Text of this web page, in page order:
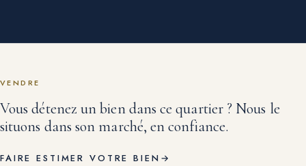
VENDRE
Vous détenez un bien dans ce quartier ? Nous le
situons dans son marché, en confiance.
FAIRE ESTIMER VOTRE BIEN →